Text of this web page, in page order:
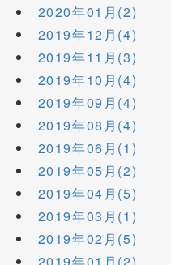
2020年01月(2)
2019年12月(4)
2019年11月(3)
2019年10月(4)
2019年09月(4)
2019年08月(4)
2019年06月(1)
2019年05月(2)
2019年04月(5)
2019年03月(1)
2019年02月(5)